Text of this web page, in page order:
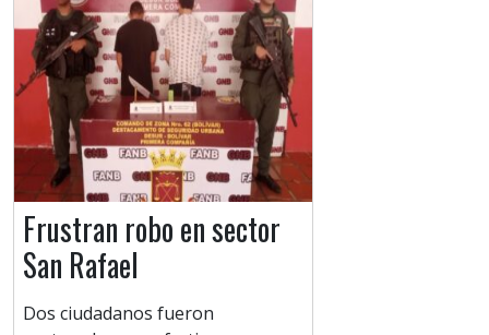
Frustran robo en sector
San Rafael
Dos ciudadanos fueron